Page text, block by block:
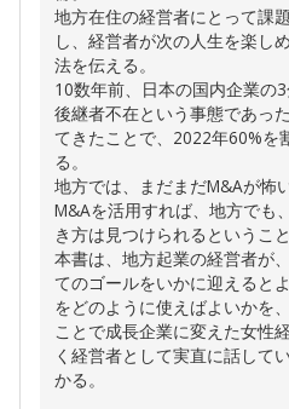
地方在住の経営者にとって課
し、経営者が次の人生を楽し
法を伝える。
10数年前、日本の国内企業の
後継者不在という事態であっ
てきたことで、2022年60%を
る。
地方では、まだまだM&Aが怖
M&Aを活用すれば、地方でも
き方は見つけられるということ
本書は、地方起業の経営者が
てのゴールをいかに迎えると
をどのように使えばよいかを
ことで成長企業に変えた女性
く経営者として実直に話して
かる。